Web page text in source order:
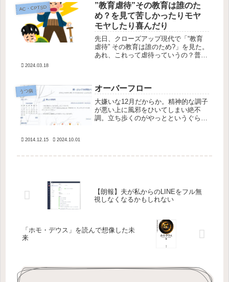
AC・CPTSD
”教育虐待”その教育は誰のた
め？を見て苦しかったりモヤ
モヤしたり喜んだり
先日、クローズアップ現代で「“教育
虐待” その教育は誰のため?」を見た。
あれ、これって虐待っていうの？普通
育現場を見たことがなかったので知...
2024.03.18
うつ病 オーバーフロー
大嫌いな12月だからか。精神的な調子
が悪い上に風邪をひいてしまい絶不
調。立ち歩くのがやっとというぐらい
2014.12.15 2024.10.01
【朗報】夫が私からのLINEをフル無
視しなくなるかもしれない
「ホモ・デウス」を読んで想像した未
来